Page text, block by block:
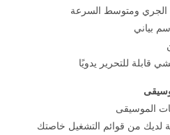
ومتوسط ​​السرعة
بياني
قابلة للتحرير يدويًا
الموسيقى
لديك من قوائم التشغيل خاصتك